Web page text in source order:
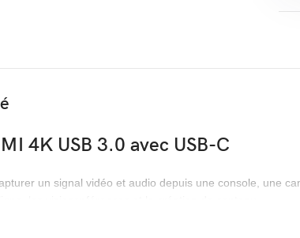
4K USB 3.0 avec USB-C
un signal vidéo et audio depuis une console, une